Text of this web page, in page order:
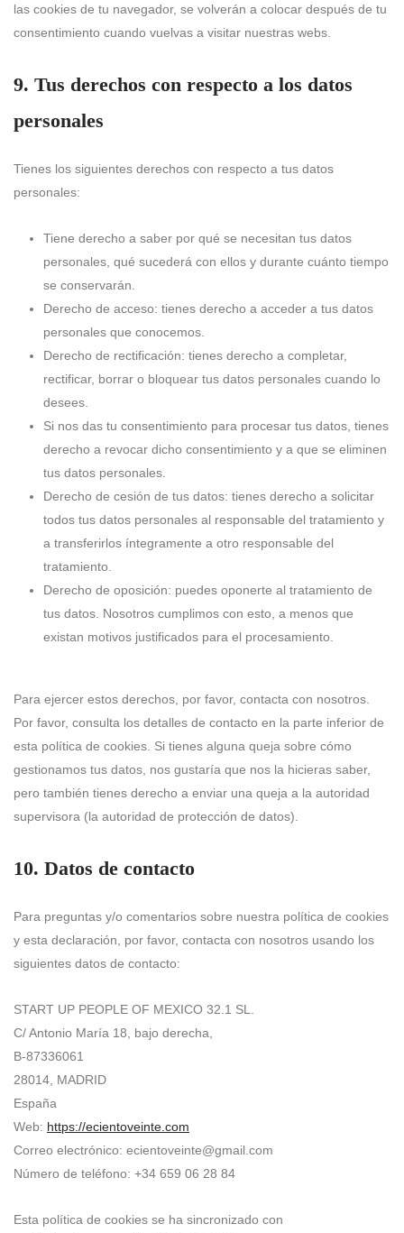
las cookies de tu navegador, se volverán a colocar después de tu
consentimiento cuando vuelvas a visitar nuestras webs.
9. Tus derechos con respecto a los datos
personales
Tienes los siguientes derechos con respecto a tus datos
personales:
Tiene derecho a saber por qué se necesitan tus datos
personales, qué sucederá con ellos y durante cuánto tiempo
se conservarán.
Derecho de acceso: tienes derecho a acceder a tus datos
personales que conocemos.
Derecho de rectificación: tienes derecho a completar,
rectificar, borrar o bloquear tus datos personales cuando lo
desees.
Si nos das tu consentimiento para procesar tus datos, tienes
derecho a revocar dicho consentimiento y a que se eliminen
tus datos personales.
Derecho de cesión de tus datos: tienes derecho a solicitar
todos tus datos personales al responsable del tratamiento y
a transferirlos íntegramente a otro responsable del
tratamiento.
Derecho de oposición: puedes oponerte al tratamiento de
tus datos. Nosotros cumplimos con esto, a menos que
existan motivos justificados para el procesamiento.
Para ejercer estos derechos, por favor, contacta con nosotros.
Por favor, consulta los detalles de contacto en la parte inferior de
esta política de cookies. Si tienes alguna queja sobre cómo
gestionamos tus datos, nos gustaría que nos la hicieras saber,
pero también tienes derecho a enviar una queja a la autoridad
supervisora (la autoridad de protección de datos).
10. Datos de contacto
Para preguntas y/o comentarios sobre nuestra política de cookies
y esta declaración, por favor, contacta con nosotros usando los
siguientes datos de contacto:
START UP PEOPLE OF MEXICO 32.1 SL.
C/ Antonio María 18, bajo derecha,
B-87336061
28014, MADRID
España
Web: https://ecientoveinte.com
Correo electrónico: ecientoveinte@gmail.com
Número de teléfono: +34 659 06 28 84
Esta política de cookies se ha sincronizado con